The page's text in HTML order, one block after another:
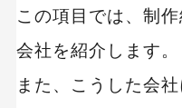
この項目では、制
会社を紹介します。
また、こうした会